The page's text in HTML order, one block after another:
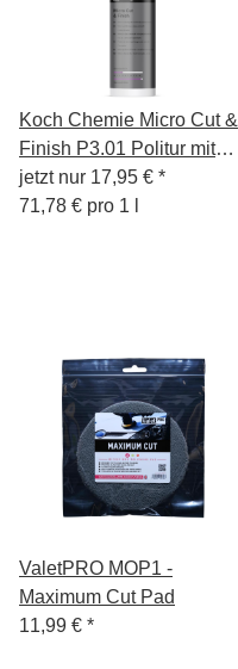
Koch Chemie Micro Cut &
Finish P3.01 Politur mit
Carnaubawachs 250ml
jetzt nur 17,95 € *
71,78 € pro 1 l
ValetPRO MOP1 -
Maximum Cut Pad
11,99 € *